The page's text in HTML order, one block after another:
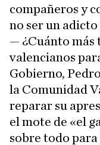
compañeros y
no ser un
— ¿Cuánto más
valencianos
Gobierno,
la Comunidad
reparar su
el mote de «el
sobre todo para